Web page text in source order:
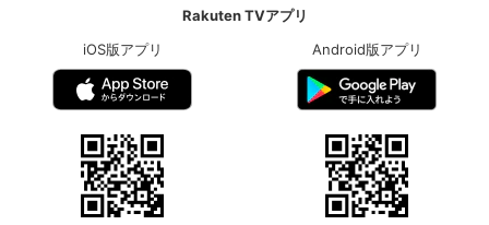
Rakuten TVアプリ
iOS版アプリ
Android版アプリ